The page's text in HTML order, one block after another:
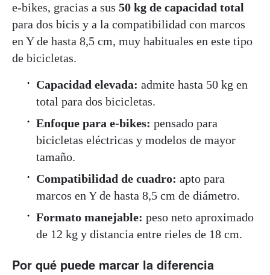
e-bikes, gracias a sus 50 kg de capacidad total
para dos bicis y a la compatibilidad con marcos
en Y de hasta 8,5 cm, muy habituales en este tipo
de bicicletas.
Capacidad elevada: admite hasta 50 kg en
total para dos bicicletas.
Enfoque para e-bikes: pensado para
bicicletas eléctricas y modelos de mayor
tamaño.
Compatibilidad de cuadro: apto para
marcos en Y de hasta 8,5 cm de diámetro.
Formato manejable: peso neto aproximado
de 12 kg y distancia entre rieles de 18 cm.
Por qué puede marcar la diferencia